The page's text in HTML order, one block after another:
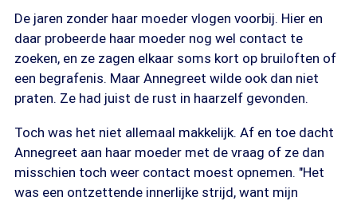
De jaren zonder haar moeder vlogen voorbij. Hier en
daar probeerde haar moeder nog wel contact te
zoeken, en ze zagen elkaar soms kort op bruiloften of
een begrafenis. Maar Annegreet wilde ook dan niet
praten. Ze had juist de rust in haarzelf gevonden.
Toch was het niet allemaal makkelijk. Af en toe dacht
Annegreet aan haar moeder met de vraag of ze dan
misschien toch weer contact moest opnemen. "Het
was een ontzettende innerlijke strijd, want mijn